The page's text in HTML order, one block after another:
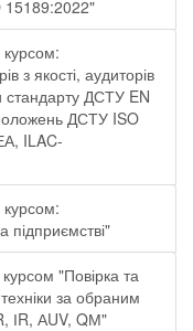
15189:2022"
з якості, аудиторів
стандарту ДСТУ EN
ДСТУ ISO
ILAC-
підприємстві"
"Повірка та
за обраним
ІR, АUV, QМ"